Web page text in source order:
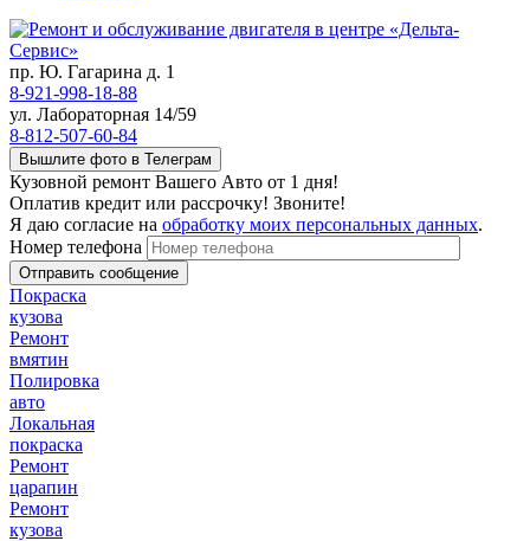
пр. Ю. Гагарина д. 1
8-921-998-18-88
ул. Лабораторная 14/59
8-812-507-60-84
Вышлите фото в Телеграм
Кузовной ремонт Вашего Авто от 1 дня!
Оплатив кредит или рассрочку! Звоните!
Я даю согласие на обработку моих персональных данных.
Номер телефона
Покраска
кузова
Ремонт
вмятин
Полировка
авто
Локальная
покраска
Ремонт
царапин
Ремонт
кузова